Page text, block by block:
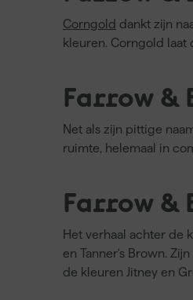
Corngold dankt zijn
kleuren. Corngold laat
Farrow &
Net als zijn pittige
ruimte, helemaal in
Farrow &
Het verhaal achter de
en Tanner's Brown.
de kleuren Jitney en